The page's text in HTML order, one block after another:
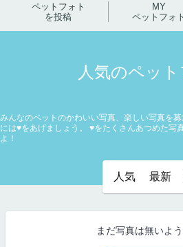
ペットフォト
を投稿
MY
ペットフォト
人気のペット
みんなのペットのかわいい写真、楽しい写真を募
には♥をあげましょう。 ♥をたくさんあつめた写
よ！
人気 最新
まだ写真は無いよ